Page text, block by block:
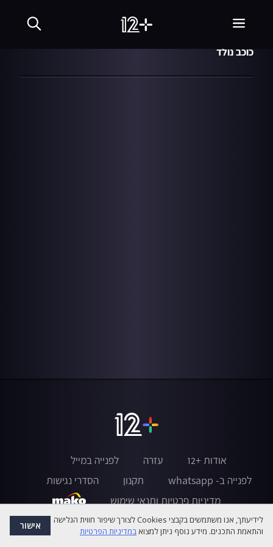
03.08.09
"הורה" של ראם כהן
כוכב נולד
אודות +12 עזרה
לפנייה במייל
לפנייה ב- whatsapp
תקנון
הסדרי נגישות
מדיניות פרטיות ותנאי שימוש
לידיעתך, אנו משתמשים בקבצי Cookies לצורך שיפור חווית הגלישה
והתאמת התכנים. מידע נוסף ניתן למצואבמדיניות הפרטיות אישור